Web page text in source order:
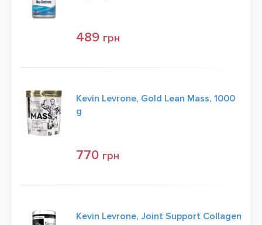
489 грн
Kevin Levrone, Gold Lean Mass, 1000
g
770 грн
Kevin Levrone, Joint Support Collagen